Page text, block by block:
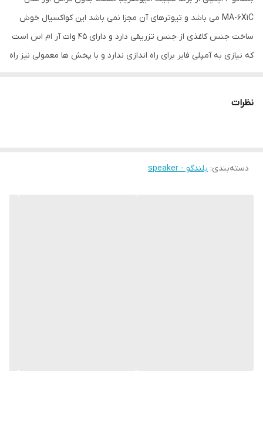
عمق نصب ۵۰ میلی‌متر
MA-6X1C می باشد و تیوترهای آن مجزا نمی باشد این کواکسیال خوش
ساخت جنس کاغذی از جنس تزریقی دارد و دارای 45 وات آر ام اس است
که نیازی به آمپلی فایر برای راه اندازی ندارد و با پخش ها معمولی نیز راه
نظرات
دسته‌بندی: بلندگو - speaker